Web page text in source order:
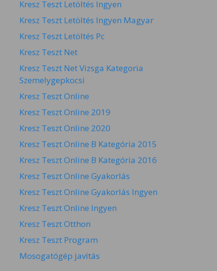
Kresz Teszt Letöltés Ingyen
Kresz Teszt Letöltés Ingyen Magyar
Kresz Teszt Letöltés Pc
Kresz Teszt Net
Kresz Teszt Net Vizsga Kategoria
Szemelygepkocsi
Kresz Teszt Online
Kresz Teszt Online 2019
Kresz Teszt Online 2020
Kresz Teszt Online B Kategória 2015
Kresz Teszt Online B Kategória 2016
Kresz Teszt Online Gyakorlás
Kresz Teszt Online Gyakorlás Ingyen
Kresz Teszt Online Ingyen
Kresz Teszt Otthon
Kresz Teszt Program
Mosogatógép javítás